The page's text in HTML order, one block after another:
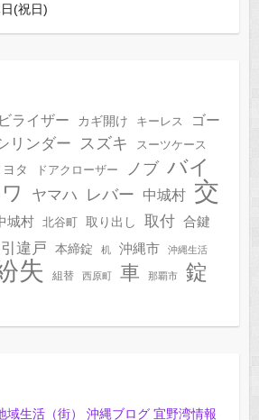
(祝日)
ライザー カギ開け キーレス
ゴー
リンダー スズキ
スーツケース
ヨタ ドアクローザー ノブ バイ
ヤマハ レバー 中城村 交
城村 北谷町 取り出し 取付 合鍵
引違戸 本締錠 机 沖縄市 沖縄生活
失 組替 西原町 車 那覇市
錠